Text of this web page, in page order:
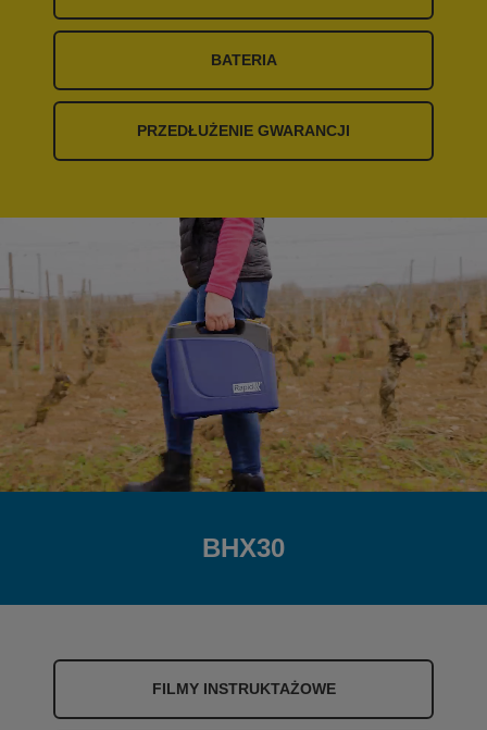
BATERIA
PRZEDŁUŻENIE GWARANCJI
BHX30
FILMY INSTRUKTAŻOWE